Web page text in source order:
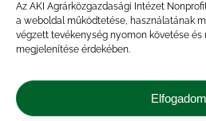
Az AKI Agrárközgazdasági Intézet
a weboldal működtetése, használatának
végzett tevékenység nyomon követése és
megjelenítése érdekében.
Elfogadom
Agrárpiaci